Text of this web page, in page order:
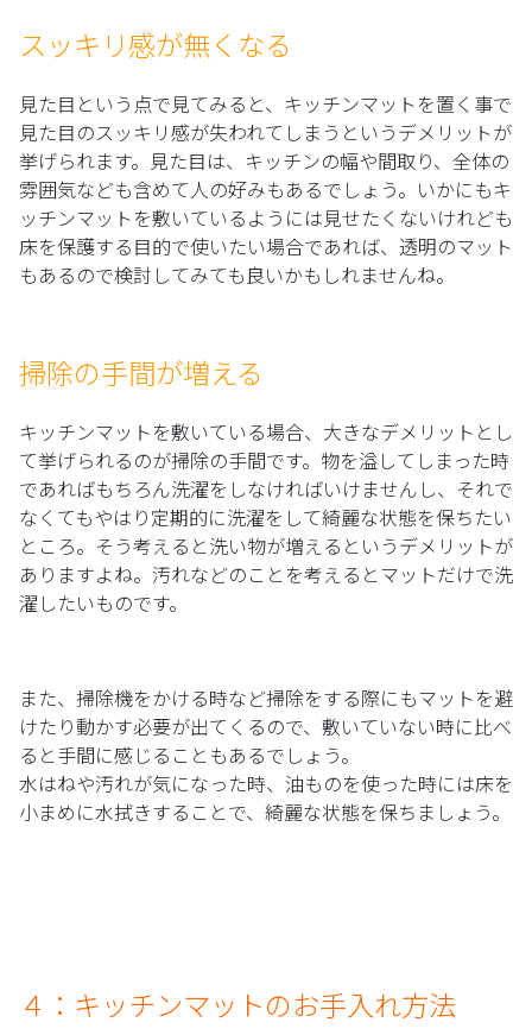
スッキリ感が無くなる
見た目という点で見てみると、キッチンマットを置く事で
見た目のスッキリ感が失われてしまうというデメリットが
挙げられます。見た目は、キッチンの幅や間取り、全体の
雰囲気なども含めて人の好みもあるでしょう。いかにもキ
ッチンマットを敷いているようには見せたくないけれども
床を保護する目的で使いたい場合であれば、透明のマット
もあるので検討してみても良いかもしれませんね。
掃除の手間が増える
キッチンマットを敷いている場合、大きなデメリットとし
て挙げられるのが掃除の手間です。物を溢してしまった時
であればもちろん洗濯をしなければいけませんし、それで
なくてもやはり定期的に洗濯をして綺麗な状態を保ちたい
ところ。そう考えると洗い物が増えるというデメリットが
ありますよね。汚れなどのことを考えるとマットだけで洗
濯したいものです。
また、掃除機をかける時など掃除をする際にもマットを避
けたり動かす必要が出てくるので、敷いていない時に比べ
ると手間に感じることもあるでしょう。
水はねや汚れが気になった時、油ものを使った時には床を
小まめに水拭きすることで、綺麗な状態を保ちましょう。
４：キッチンマットのお手入れ方法